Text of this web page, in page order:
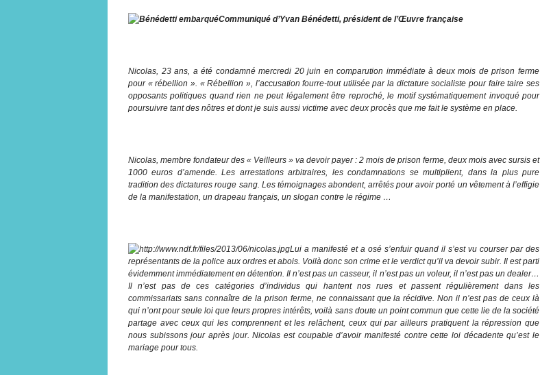
Communiqué d’Yvan Bénédetti, président de l’Œuvre française
Nicolas, 23 ans, a été condamné mercredi 20 juin en comparution immédiate à deux mois de prison ferme
pour « rébellion ». « Rébellion », l’accusation fourre-tout utilisée par la dictature socialiste pour faire taire ses
opposants politiques quand rien ne peut légalement être reproché, le motif systématiquement invoqué pour
poursuivre tant des nôtres et dont je suis aussi victime avec deux procès que me fait le système en place.
Nicolas, membre fondateur des « Veilleurs » va devoir payer : 2 mois de prison ferme, deux mois avec sursis et
1000 euros d’amende. Les arrestations arbitraires, les condamnations se multiplient, dans la plus pure
tradition des dictatures rouge sang. Les témoignages abondent, arrêtés pour avoir porté un vêtement à l’effigie
de la manifestation, un drapeau français, un slogan contre le régime …
Lui a manifesté et a osé s’enfuir quand il s’est vu courser par des
représentants de la police aux ordres et abois. Voilà donc son crime et le verdict qu’il va devoir subir. Il est parti
évidemment immédiatement en détention. Il n’est pas un casseur, il n’est pas un voleur, il n’est pas un dealer…
Il n’est pas de ces catégories d’individus qui hantent nos rues et passent régulièrement dans les
commissariats sans connaître de la prison ferme, ne connaissant que la récidive. Non il n’est pas de ceux là
qui n’ont pour seule loi que leurs propres intérêts, voilà sans doute un point commun que cette lie de la société
partage avec ceux qui les comprennent et les relâchent, ceux qui par ailleurs pratiquent la répression que
nous subissons jour après jour. Nicolas est coupable d’avoir manifesté contre cette loi décadente qu’est le
mariage pour tous.